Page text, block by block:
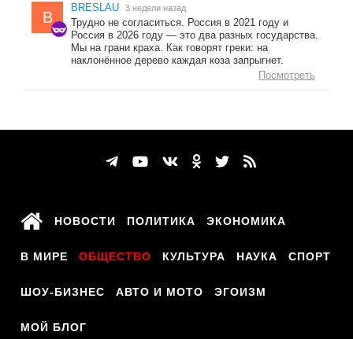
B
BRESLAU 3 недели назад
Трудно не согласиться. Россия в 2021 году и
Россия в 2026 году — это два разных государства.
Мы на грани краха. Как говорят греки: на
наклонённое дерево каждая коза запрыгнет.
Посмотреть
НОВОСТИ ПОЛИТИКА ЭКОНОМИКА
В МИРЕ ОБЩЕСТВО КУЛЬТУРА НАУКА СПОРТ
ШОУ-БИЗНЕС АВТО И МОТО ЭГОИЗМ
МОЙ БЛОГ